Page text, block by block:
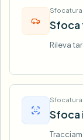
Sfoca
Rileva
Sfoca